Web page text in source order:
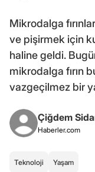
Mikrodalga
ve pişirmek için
haline geldi.
mikrodalga fırın
vazgeçilmez bir
Çiğdem
Haberler.com
Teknoloji Yaşam